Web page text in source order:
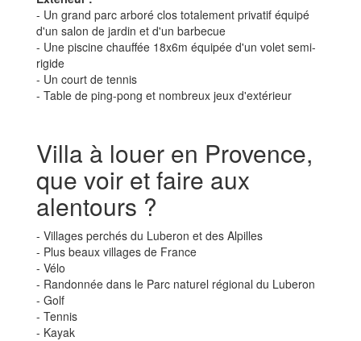
- Un grand parc arboré clos totalement privatif équipé
d'un salon de jardin et d'un barbecue
- Une piscine chauffée 18x6m équipée d'un volet semi-
rigide
- Un court de tennis
- Table de ping-pong et nombreux jeux d'extérieur
Villa à louer en Provence,
que voir et faire aux
alentours ?
- Villages perchés du Luberon et des Alpilles
- Plus beaux villages de France
- Vélo
- Randonnée dans le Parc naturel régional du Luberon
- Golf
- Tennis
- Kayak